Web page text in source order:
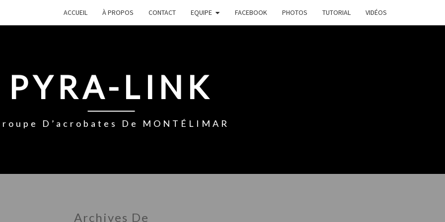
ACCUEIL À PROPOS CONTACT EQUIPE FACEBOOK PHOTOS TUTORIAL VIDÉOS
PYRA-LINK
D’acrobates De MONTÉLIMAR
Archives De